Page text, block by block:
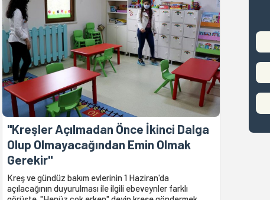
"Kreşler Açılmadan Önce İkinci Dalga
Olup Olmayacağından Emin Olmak
Gerekir"
Kreş ve gündüz bakım evlerinin 1 Haziran'da
açılacağının duyurulması ile ilgili ebeveynler farklı